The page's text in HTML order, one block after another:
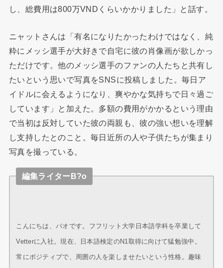
し、総費用は800万VNDくらいかかりました」と話す。
ニャットさんは「有名になりたかったわけではなく、純
粋にメッシ選手が大好きで自宅に彼の肖像画が欲しかっ
ただけです。他のメッシ選手のファンの人たちと共有し
たいという思いで写真をSNSに投稿しました。毎日ア
イドルに会えるようになり、爽やかな気持ちで日々過ご
しています」と加えた。多額の費用がかかるという理由
で当初は反対していた彼の両親も、彼の強い想いを理解
し支持したとのこと。毎日近所の人や子供たちが集まり
写真を撮っている。
編集ライターB?o
こんにちは、バオです。フフリット大学日本語学科を卒業して
Vetterに入社。現在、日本語検定のN1取得に向けて猛勉強中。
常にポジティブで、周囲の人を楽しませたいという性格。趣味